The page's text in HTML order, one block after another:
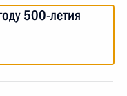
500-летия